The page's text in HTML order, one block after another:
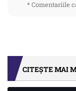
* Comentariile
CITEȘTE MAI